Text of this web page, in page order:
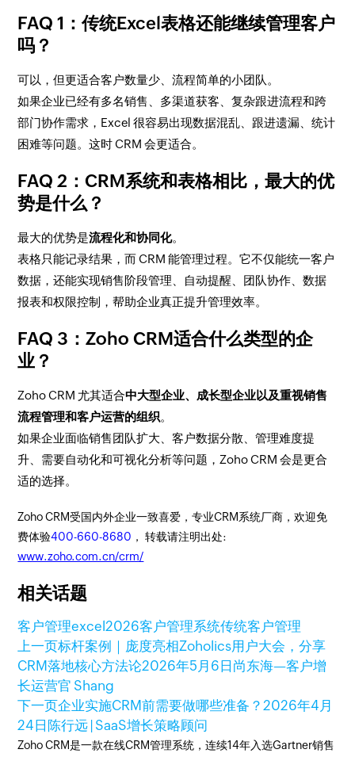
FAQ 1：传统Excel表格还能继续管理客户
吗？
可以，但更适合客户数量少、流程简单的小团队。
如果企业已经有多名销售、多渠道获客、复杂跟进流程和跨
部门协作需求，Excel 很容易出现数据混乱、跟进遗漏、统计
困难等问题。这时 CRM 会更适合。
FAQ 2：CRM系统和表格相比，最大的优
势是什么？
最大的优势是流程化和协同化。
表格只能记录结果，而 CRM 能管理过程。它不仅能统一客户
数据，还能实现销售阶段管理、自动提醒、团队协作、数据
报表和权限控制，帮助企业真正提升管理效率。
FAQ 3：Zoho CRM适合什么类型的企
业？
Zoho CRM 尤其适合中大型企业、成长型企业以及重视销售
流程管理和客户运营的组织。
如果企业面临销售团队扩大、客户数据分散、管理难度提
升、需要自动化和可视化分析等问题，Zoho CRM 会是更合
适的选择。
Zoho CRM受国内外企业一致喜爱，专业CRM系统厂商，欢迎免
费体验400-660-8680 ， 转载请注明出处:
www.zoho.com.cn/crm/
相关话题
客户管理excel2026客户管理系统传统客户管理
上一页标杆案例｜庞度亮相Zoholics用户大会，分享
CRM落地核心方法论2026年5月6日 尚东海—客户增
长运营官 Shang
下一页企业实施CRM前需要做哪些准备？2026年4月
24日 陈行远 | SaaS增长策略顾问
Zoho CRM是一款在线CRM管理系统，连续14年入选Gartner销售